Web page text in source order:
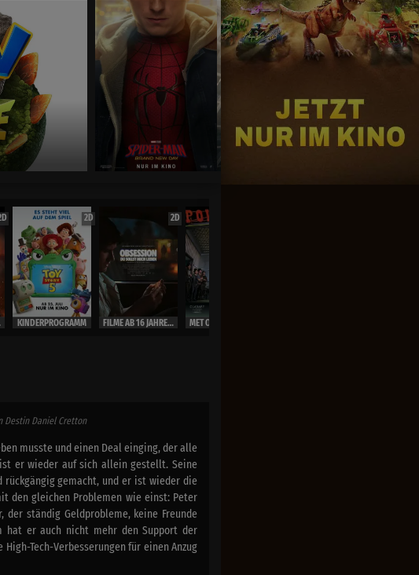
2D
KINDERPROGRAMM
2D
FILME AB 16 JAHRE ( Ausweis)
Destin Daniel Cretton
musste und einen Deal einging, der alle
er wieder auf sich allein gestellt. Seine
gemacht, und er ist wieder die
den gleichen Problemen wie einst: Peter
ständig Geldprobleme, keine Freunde
hat er auch nicht mehr den Support der
Tech-Verbesserungen für einen Anzug